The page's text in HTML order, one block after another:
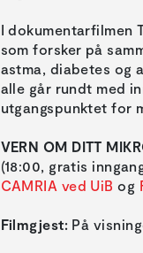
I dokumentarfilmen
som forsker på
astma, diabetes og
alle går rundt med
utgangspunktet for
VERN OM DITT
(18:00, gratis
CAMRIA ved UiB og
Filmgjest: På